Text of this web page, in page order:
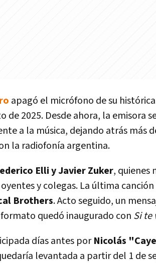
apagó el micrófono de su
de 2025. Desde ahora, la emisora
a la música, dejando atrás más
la radiofonía argentina.
Elli y Javier Zuker, quienes
y colegas. La última
Brothers. Acto seguido, un
quedó inaugurado con Si te
días antes porNicolás
levantada a partir del 1 de